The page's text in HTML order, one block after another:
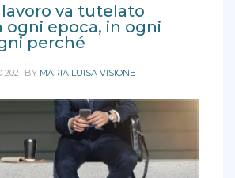
va tutelato
ogni epoca, in ogni
perché
2021 BY MARIA LUISA VISIONE